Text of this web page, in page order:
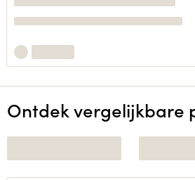
Ontdek vergelijkbare